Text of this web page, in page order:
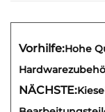
Vorhilfe:Hohe
NÄCHSTE: